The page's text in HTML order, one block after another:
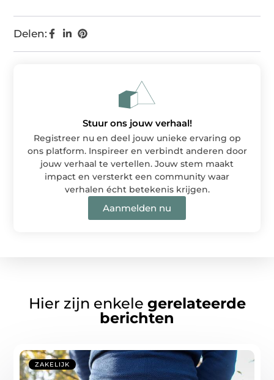
Delen:
Stuur ons jouw verhaal!
Registreer nu en deel jouw unieke ervaring op
ons platform. Inspireer en verbindt anderen door
jouw verhaal te vertellen. Jouw stem maakt
impact en versterkt een community waar
verhalen écht betekenis krijgen.
Aanmelden nu
Hier zijn enkele gerelateerde
berichten
ZAKELIJK